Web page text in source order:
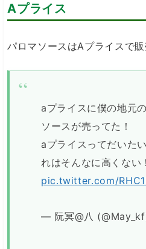
Aプライス
パロマソースはAプライスで販
aプライスに僕の地元
ソースが売ってた！
aプライスってだいた
れはそんなに高くない！
pic.twitter.com/
— 阮冥@八